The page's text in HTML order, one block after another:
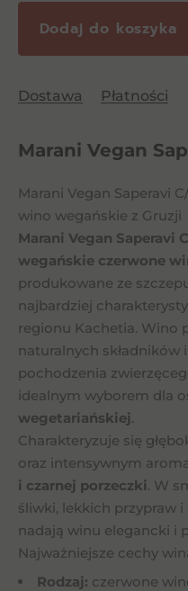
Dodaj do koszyka
Dostawa Płatności
Marani Vegan
Marani Vegan Saperavi
wino wegańskie z Gruzji
Marani Vegan Saperavi
wegańskie czerwone
produkowane ze
najbardziej
regionu Kachetia. Wino
naturalnych
pochodzenia
idealnym wyborem dla
wegetariańskiej.
Charakteryzuje się
oraz intensywnym
i czarnej porzeczki. W
śliwki, lekkich przypraw
nadają winu elegancki i
Najważniejsze cechy
Rodzaj: czerwone